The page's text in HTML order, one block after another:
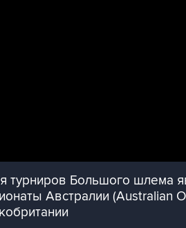
турниров Большого шлема
Австралии (Australian